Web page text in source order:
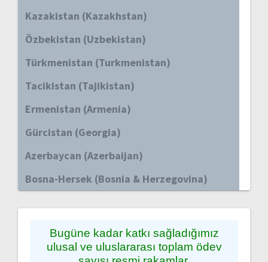
Kazakistan (Kazakhstan)
Özbekistan (Uzbekistan)
Türkmenistan (Turkmenistan)
Tacikistan (Tajikistan)
Ermenistan (Armenia)
Gürcistan (Georgia)
Azerbaycan (Azerbaijan)
Bosna-Hersek (Bosnia & Herzegovina)
Bugüne kadar katkı sağladığımız
ulusal ve uluslararası toplam ödev